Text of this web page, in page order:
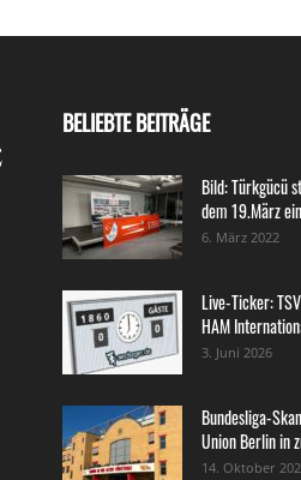
BELIEBTE BEITRÄGE
Bild: Türkgücü
dem 19.März ein
6. März 2022
Live-Ticker:
HAM
3. Juni 2026
Bundesliga-
Union Berlin in
14. Oktober